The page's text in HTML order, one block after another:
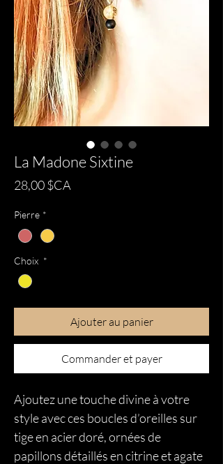
La Madone Sixtine
28,00 $CA
Pierre *
Choix *
Ajouter au panier
Commander et payer
Ajoutez une touche divine à votre
style avec ces boucles d’oreilles sur
tige en acier doré, ornées de
papillons détaillés en citrine et agate